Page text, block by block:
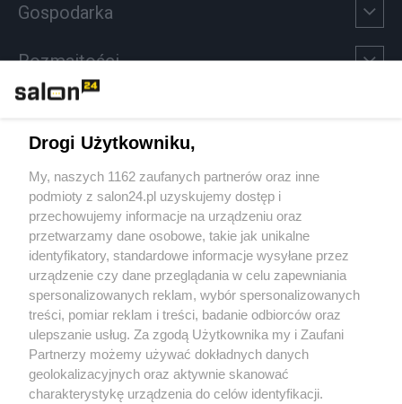
Gospodarka
Rozmaitości
Sport
Społeczeństwo
Kultura
X Facebook Instagram Youtube
Drogi Użytkowniku,
My, naszych 1162 zaufanych partnerów oraz inne
podmioty z salon24.pl uzyskujemy dostęp i
przechowujemy informacje na urządzeniu oraz
przetwarzamy dane osobowe, takie jak unikalne
identyfikatory, standardowe informacje wysyłane przez
urządzenie czy dane przeglądania w celu zapewniania
spersonalizowanych reklam, wybór spersonalizowanych
treści, pomiar reklam i treści, badanie odbiorców oraz
ulepszanie usług. Za zgodą Użytkownika my i Zaufani
Partnerzy możemy używać dokładnych danych
geolokalizacyjnych oraz aktywnie skanować
charakterystykę urządzenia do celów identyfikacji.